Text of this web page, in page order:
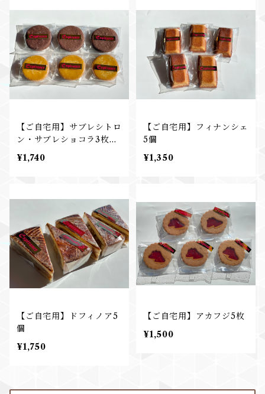
【ご自宅用】サブレシトロ
ン・サブレショコラ3枚ず
つ
¥1,740
【ご自宅用】フィナンシェ
5個
¥1,350
【ご自宅用】ドフィノア5
個
¥1,750
【ご自宅用】アカフジ5枚
¥1,500